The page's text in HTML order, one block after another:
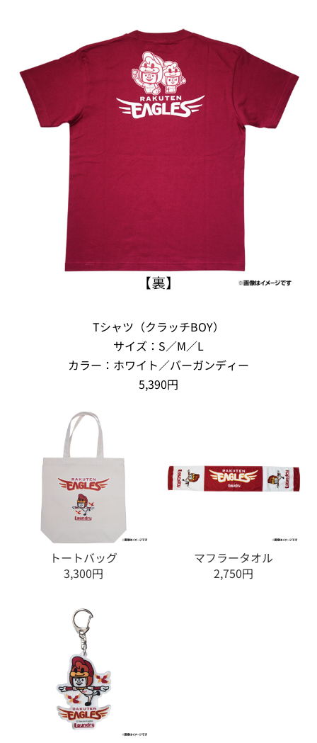
Tシャツ（クラッチBOY）
サイズ：S／M／L
カラー：ホワイト／バーガンディー
5,390円
トートバッグ
3,300円
マフラータオル
2,750円